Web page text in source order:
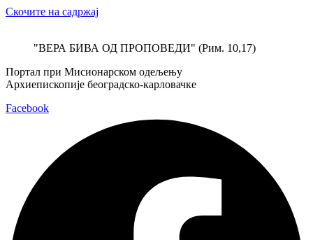
Скочите на садржај
"ВЕРА БИВА ОД ПРОПОВЕДИ" (Рим. 10,17)
Портал при Мисионарском одељењу
Архиепископије београдско-карловачке
Facebook